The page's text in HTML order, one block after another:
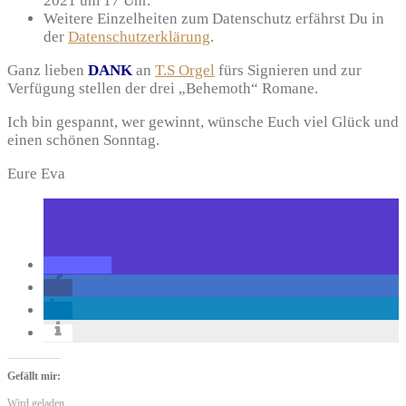
Weitere Einzelheiten zum Datenschutz erfährst Du in
der Datenschutzerklärung.
Ganz lieben DANK an T.S Orgel fürs Signieren und zur
Verfügung stellen der drei „Behemoth“ Romane.
Ich bin gespannt, wer gewinnt, wünsche Euch viel Glück und
einen schönen Sonntag.
Eure Eva
Gefällt mir:
Wird geladen …